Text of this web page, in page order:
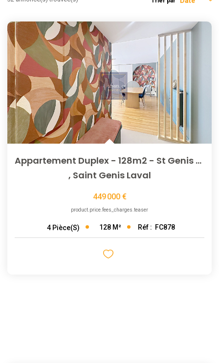
NOTRE AGENCE
L'agence
L'équipe
Nous Rejoindre
RECOMMANDATIONS
EXTRANET
CONTACT
Appartement Duplex - 128m2 - St Genis Laval Centre
, Saint Genis Laval
449 000 €
product.price.fees_charges.teaser
4 Pièce(s) 128 M² Réf : FC878